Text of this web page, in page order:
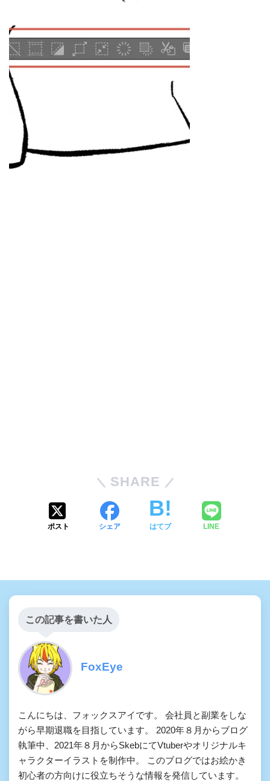
SHARE
ポスト シェア はてブ LINE
この記事を書いた人
FoxEye
こんにちは、フォックスアイです。 会社員と副業をしな
がら早期退職を目指しています。 2020年８月からブログ
執筆中、2021年８月からSkebにてVtuberやオリジナルキ
ャラクターイラストを制作中。 このブログではお絵かき
初心者の方向けに役立ちそうな情報を発信しています。